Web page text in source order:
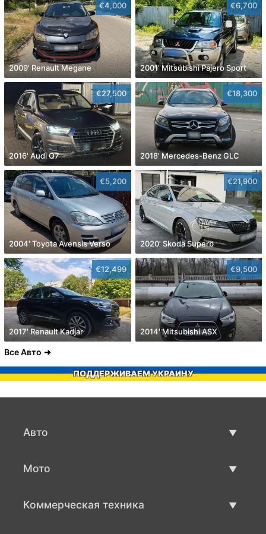
€4,000
2009' Renault Megane
€6,700
2001' Mitsubishi Pajero Sport
€27,500
2016' Audi Q7
€18,300
2018' Mercedes-Benz GLC
€5,200
2004' Toyota Avensis Verso
€21,900
2020' Skoda Superb
€12,499
2017' Renault Kadjar
€9,500
2014' Mitsubishi ASX
Все Авто
ПОДДЕРЖИВАЕМ УКРАИНУ
Авто
Мото
Коммерческая техника